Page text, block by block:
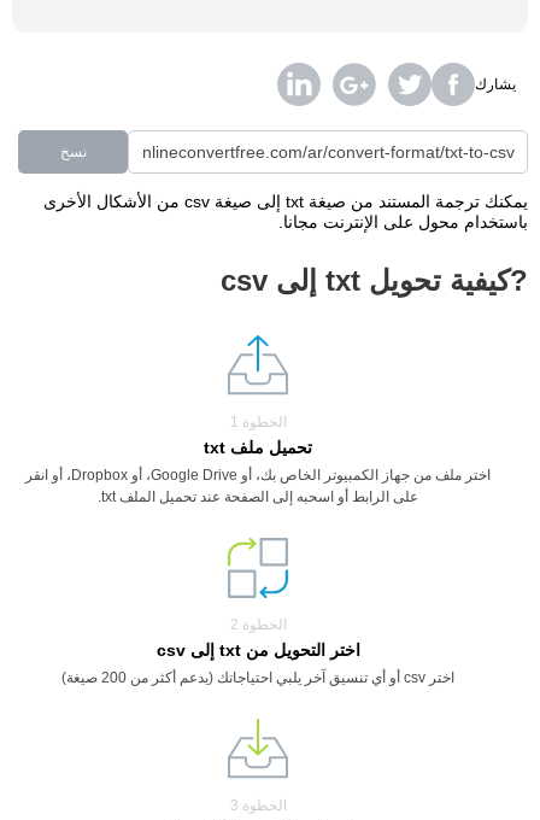
يشارك
نسخ
يمكنك ترجمة المستند من صيغة txt إلى صيغة csv من الأشكال الأخرى
باستخدام محول على الإنترنت مجانا.
?كيفية تحويل txt إلى csv
الخطوة 1
تحميل ملف txt
اختر ملف من جهاز الكمبيوتر الخاص بك، أو Google Drive، أو Dropbox، أو انقر
على الرابط أو اسحبه إلى الصفحة عند تحميل الملف txt.
الخطوة 2
اختر التحويل من txt إلى csv
اختر csv أو أي تنسيق آخر يلبي احتياجاتك (يدعم أكثر من 200 صيغة)
الخطوة 3